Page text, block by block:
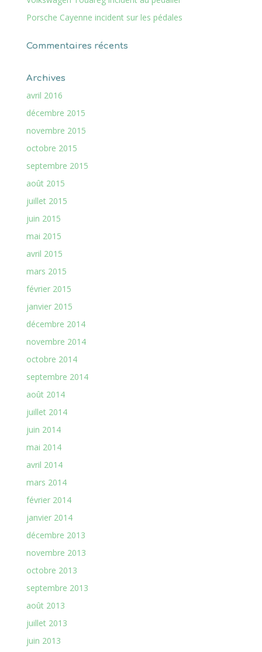
Porsche Cayenne incident sur les pédales
Commentaires récents
Archives
avril 2016
décembre 2015
novembre 2015
octobre 2015
septembre 2015
août 2015
juillet 2015
juin 2015
mai 2015
avril 2015
mars 2015
février 2015
janvier 2015
décembre 2014
novembre 2014
octobre 2014
septembre 2014
août 2014
juillet 2014
juin 2014
mai 2014
avril 2014
mars 2014
février 2014
janvier 2014
décembre 2013
novembre 2013
octobre 2013
septembre 2013
août 2013
juillet 2013
juin 2013